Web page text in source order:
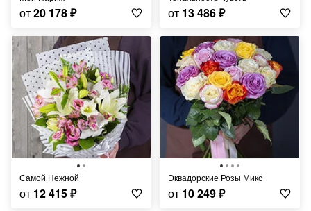
от20 178₽ от 13 486₽
Самой Нежной
от 12 415₽
Эквадорские Розы Микс
от 10 249₽